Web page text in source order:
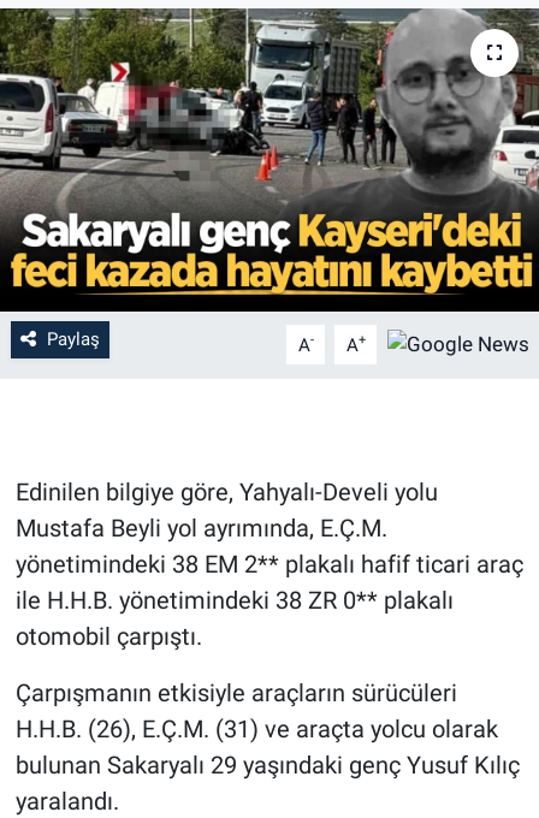
Paylaş A- A+
Edinilen bilgiye göre, Yahyalı-Develi yolu
Mustafa Beyli yol ayrımında, E.Ç.M.
yönetimindeki 38 EM 2** plakalı hafif ticari araç
ile H.H.B. yönetimindeki 38 ZR 0** plakalı
otomobil çarpıştı.
Çarpışmanın etkisiyle araçların sürücüleri
H.H.B. (26), E.Ç.M. (31) ve araçta yolcu olarak
bulunan Sakaryalı 29 yaşındaki genç Yusuf Kılıç
yaralandı.